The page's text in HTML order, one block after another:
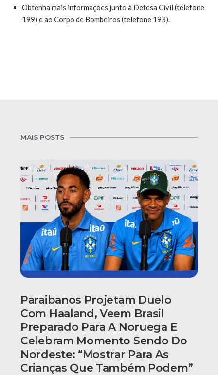
Obtenha mais informações junto à Defesa Civil (telefone
199) e ao Corpo de Bombeiros (telefone 193).
MAIS POSTS
Paraibanos Projetam Duelo
Com Haaland, Veem Brasil
Preparado Para A Noruega E
Celebram Momento Sendo Do
Nordeste: “Mostrar Para As
Crianças Que Também Podem”